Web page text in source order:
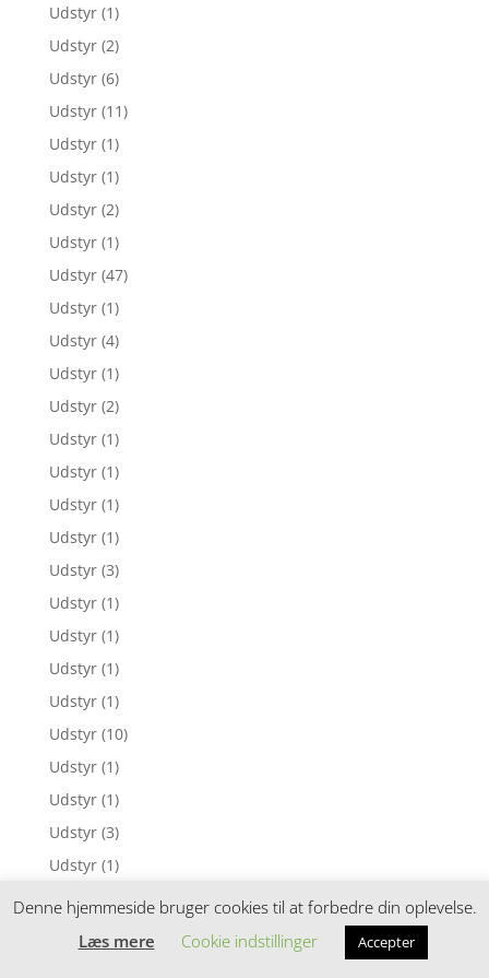
Udstyr (1)
Udstyr (2)
Udstyr (6)
Udstyr (11)
Udstyr (1)
Udstyr (1)
Udstyr (2)
Udstyr (1)
Udstyr (47)
Udstyr (1)
Udstyr (4)
Udstyr (1)
Udstyr (2)
Udstyr (1)
Udstyr (1)
Udstyr (1)
Udstyr (1)
Udstyr (3)
Udstyr (1)
Udstyr (1)
Udstyr (1)
Udstyr (1)
Udstyr (10)
Udstyr (1)
Udstyr (1)
Udstyr (3)
Udstyr (1)
Udstyr
Denne hjemmeside bruger cookies til at forbedre din oplevelse.
Læs mere
Cookie indstillinger Accepter